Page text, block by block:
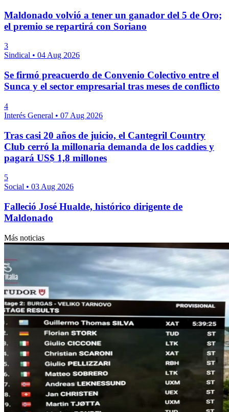
Maldonado volvió a tener un ganador del 5 de Oro;
el premio se repartirá con Soriano
3
Sindical • 04 Aug 2026
Se firmó preacuerdo de Convenio Colectivo entre el
Sunca y el sector empresarial tras meses de conflicto
4
Interés General • 07 Aug 2026
Tras casi 20 años de juicio, el Cantegril Country
Club cerró la millonaria demanda de los caddies y
pagará US$ 1,8 millones
5
Social • 03 Aug 2026
Falleció José Hualde, histórico dirigente de
Maldonado
Más noticias